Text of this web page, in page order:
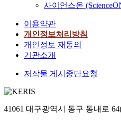
사이언스온
이용약관
개인정보처리방침
개인정보 재동의
기관소개
저작물 게시중단요청
41061 대구광역시 동구 동내로